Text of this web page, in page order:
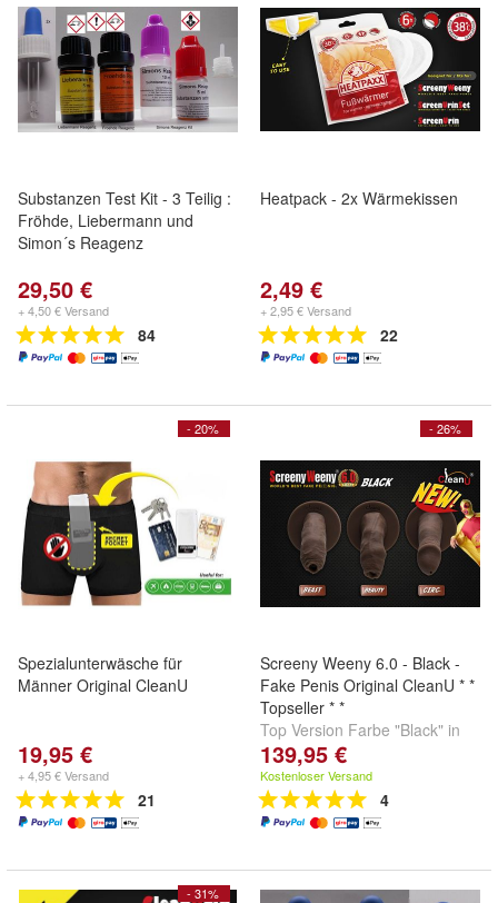
Substanzen Test Kit - 3 Teilig :
Fröhde, Liebermann und
Simon´s Reagenz
29,50 €
+ 4,50 € Versand
84
Heatpack - 2x Wärmekissen
2,49 €
+ 2,95 € Versand
22
- 20%
Spezialunterwäsche für
Männer Original CleanU
19,95 €
+ 4,95 € Versand
21
- 26%
Screeny Weeny 6.0 - Black -
Fake Penis Original CleanU * *
Topseller * *
Top Version Farbe "Black" in
allen Penisformen zum
Bestpreis !!
139,95 €
Kostenloser Versand
4
- 31%